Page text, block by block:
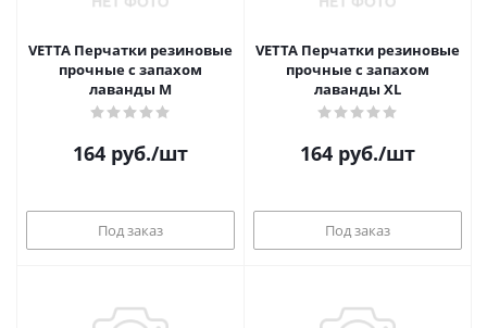
VETTA Перчатки резиновые
прочные с запахом
лаванды M
164 руб./шт
Под заказ
VETTA Перчатки резиновые
прочные с запахом
лаванды XL
164 руб./шт
Под заказ